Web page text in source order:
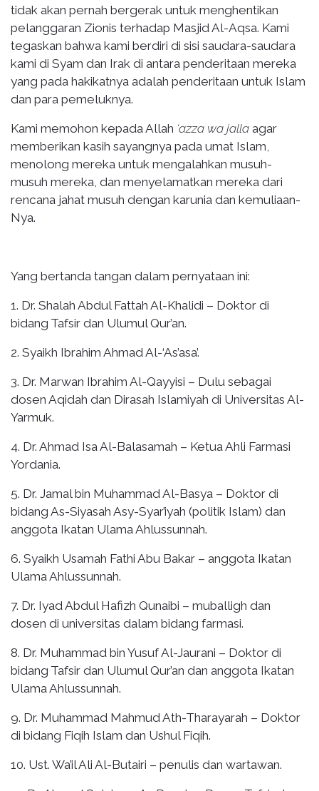
tidak akan pernah bergerak untuk menghentikan
pelanggaran Zionis terhadap Masjid Al-Aqsa. Kami
tegaskan bahwa kami berdiri di sisi saudara-saudara
kami di Syam dan Irak di antara penderitaan mereka
yang pada hakikatnya adalah penderitaan untuk Islam
dan para pemeluknya.
Kami memohon kepada Allah ‘azza wa jalla agar
memberikan kasih sayangnya pada umat Islam,
menolong mereka untuk mengalahkan musuh-
musuh mereka, dan menyelamatkan mereka dari
rencana jahat musuh dengan karunia dan kemuliaan-
Nya.
Yang bertanda tangan dalam pernyataan ini:
1. Dr. Shalah Abdul Fattah Al-Khalidi – Doktor di
bidang Tafsir dan Ulumul Qur’an.
2. Syaikh Ibrahim Ahmad Al-‘As’asa’.
3. Dr. Marwan Ibrahim Al-Qayyisi – Dulu sebagai
dosen Aqidah dan Dirasah Islamiyah di Universitas Al-
Yarmuk.
4. Dr. Ahmad Isa Al-Balasamah – Ketua Ahli Farmasi
Yordania.
5. Dr. Jamal bin Muhammad Al-Basya – Doktor di
bidang As-Siyasah Asy-Syar’iyah (politik Islam) dan
anggota Ikatan Ulama Ahlussunnah.
6. Syaikh Usamah Fathi Abu Bakar – anggota Ikatan
Ulama Ahlussunnah.
7. Dr. Iyad Abdul Hafizh Qunaibi – muballigh dan
dosen di universitas dalam bidang farmasi.
8. Dr. Muhammad bin Yusuf Al-Jaurani – Doktor di
bidang Tafsir dan Ulumul Qur’an dan anggota Ikatan
Ulama Ahlussunnah.
9. Dr. Muhammad Mahmud Ath-Tharayarah – Doktor
di bidang Fiqih Islam dan Ushul Fiqih.
10. Ust. Wa’il Ali Al-Butairi – penulis dan wartawan.